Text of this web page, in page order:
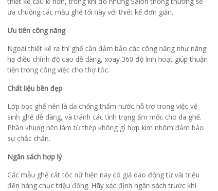
ưa chuộng các mẫu ghế tối này với thiết kế đơn giản.
Ưu tiên công năng
Ngoài thiết kế ra thì ghế cần đảm bảo các công năng như nâng
hạ điều chỉnh độ cao dễ dàng, xoay 360 độ linh hoạt giúp thuận
tiện trong công việc cho thợ tóc.
Chất liệu bền đẹp
Lớp bọc ghế nên là da chống thấm nước hỗ trợ trong việc vệ
sinh ghế dễ dàng, và tránh các tình trạng ẩm mốc cho da ghế.
Phần khung nên làm từ thép không gỉ hợp kim nhôm đảm bảo
sự chắc chắn.
Ngân sách hợp lý
Các mẫu ghế cắt tóc nữ hiện nay có giá dao động từ vài triệu
đến hàng chục triệu đồng. Hãy xác định ngân sách trước khi